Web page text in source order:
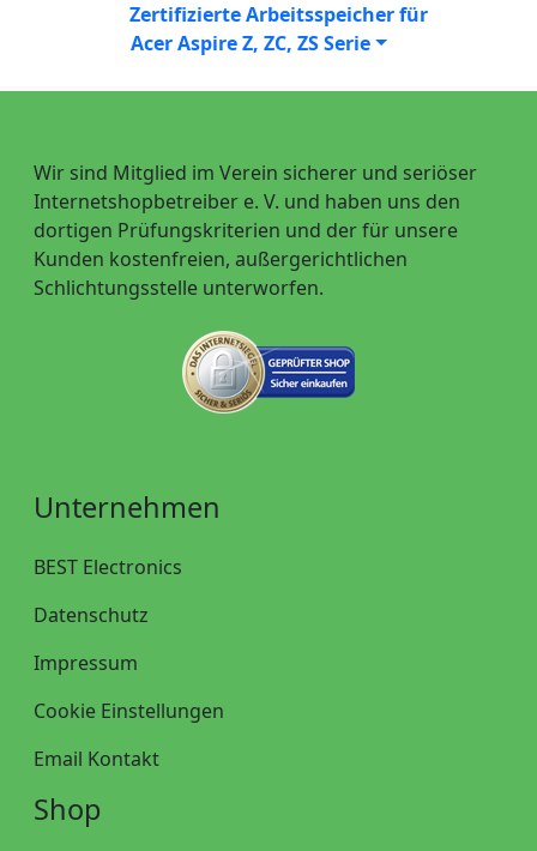
Zertifizierte Arbeitsspeicher für
Acer Aspire Z, ZC, ZS Serie
Wir sind Mitglied im Verein sicherer und seriöser
Internetshopbetreiber e. V. und haben uns den
dortigen Prüfungskriterien und der für unsere
Kunden kostenfreien, außergerichtlichen
Schlichtungsstelle unterworfen.
Unternehmen
BEST Electronics
Datenschutz
Impressum
Cookie Einstellungen
Email Kontakt
Shop